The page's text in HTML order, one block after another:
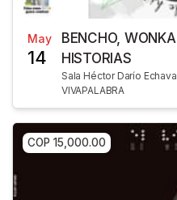
May
14
BENCHO,
HISTORIAS
Sala Héctor Darío
VIVAPALABRA
COP 15,000.00